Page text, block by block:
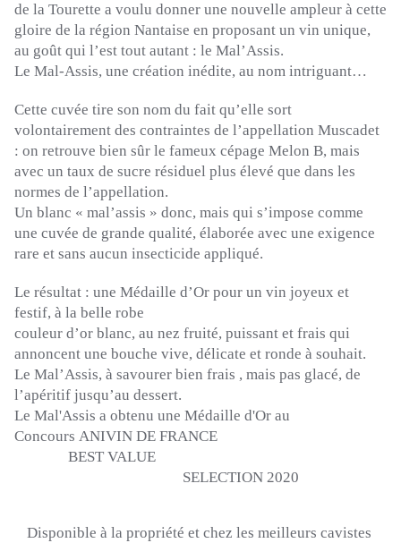
de la Tourette a voulu donner une nouvelle ampleur à cette
gloire de la région Nantaise en proposant un vin unique,
au goût qui l’est tout autant : le Mal’Assis.
Le Mal-Assis, une création inédite, au nom intriguant…
Cette cuvée tire son nom du fait qu’elle sort
volontairement des contraintes de l’appellation Muscadet
: on retrouve bien sûr le fameux cépage Melon B, mais
avec un taux de sucre résiduel plus élevé que dans les
normes de l’appellation.
Un blanc « mal’assis » donc, mais qui s’impose comme
une cuvée de grande qualité, élaborée avec une exigence
rare et sans aucun insecticide appliqué.
Le résultat : une Médaille d’Or pour un vin joyeux et
festif, à la belle robe
couleur d’or blanc, au nez fruité, puissant et frais qui
annoncent une bouche vive, délicate et ronde à souhait.
Le Mal’Assis, à savourer bien frais , mais pas glacé, de
l’apéritif jusqu’au dessert.
Le Mal'Assis a obtenu une Médaille d'Or au
Concours ANIVIN DE FRANCE
BEST VALUE
SELECTION 2020
Disponible à la propriété et chez les meilleurs cavistes